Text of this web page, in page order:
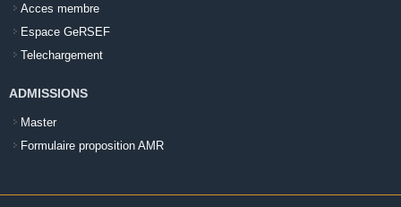
Acces membre
Espace GeRSEF
Telechargement
ADMISSIONS
Master
Formulaire proposition AMR